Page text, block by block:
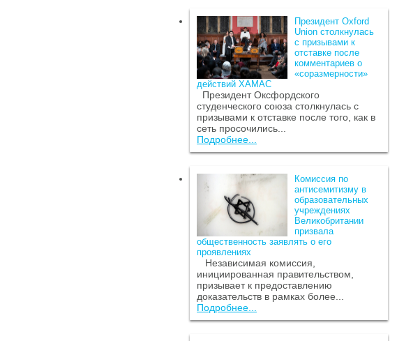
Президент Oxford
Union столкнулась
с призывами к
отставке после
комментариев о
«соразмерности»
действий ХАМАС
Президент Оксфордского
студенческого союза столкнулась с
призывами к отставке после того, как в
сеть просочились...
Подробнее...
Комиссия по
антисемитизму в
образовательных
учреждениях
Великобритании
призвала
общественность заявлять о его
проявлениях
Независимая комиссия,
инициированная правительством,
призывает к предоставлению
доказательств в рамках более...
Подробнее...